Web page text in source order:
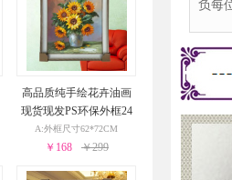
高品质纯手绘花卉油画
现货现发PS环保外框24
小时之内发货
A:外框尺寸62*72CM
￥168 ￥299
负每